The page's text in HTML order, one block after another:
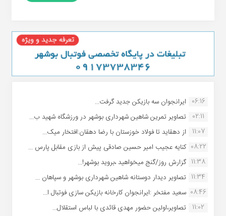
06:16 ایرانجوان سه بازیکن جدید گرفت...
02:11
تصاویر تمرین شاهین شهردارى بوشهر در ورزشگاه شهید ب...
11:07
از دهقاید تا فولاد خوزستان با رضا دهقان:افتخار میک...
08:22 کنایه عجیب امیر حسین صادقی پیش از بازی مقابل پارس ...
11:38 گزارش روز/گنج میخواهید ،بروید بوشهر!...
11:34 تصاویر دیدار دوستانه شاهین شهردارى بوشهر و سپاهان ...
08:46 سعید مفتخر :ایرانجوان کارخانه بازیکن سازی فوتبال ا...
11:02
تصاویر،اولین حضور مهدی قائدی با لباس استقلال...